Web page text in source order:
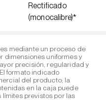
Rectificado
(monocalibre)*
mediante un proceso de
dimensiones uniformes y
precisión, regularidad y
formato indicado
del producto; la
en la caja puede
previstos por las